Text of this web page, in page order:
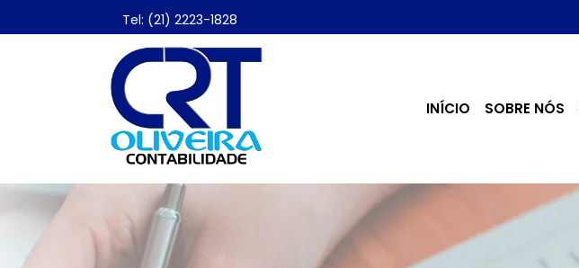
Tel: (21) 2223-1828
INÍCIO SOBRE NÓS